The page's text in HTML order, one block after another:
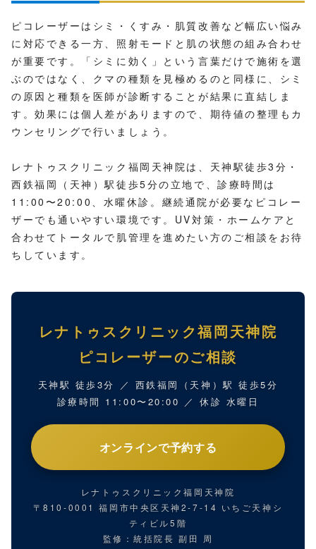
ピコレーザーはシミ・くすみ・肌質改善など幅広い悩み
に対応できる一方、照射モードと肌の状態の組み合わせ
が重要です。「シミに効く」という言葉だけで施術を選
ぶのではなく、クマの種類を見極めるのと同様に、シミ
の原因と種類を医師が診断することが結果に直結しま
す。効果には個人差がありますので、期待値の整理もカ
ウンセリングで行いましょう。
レナトゥスクリニック福岡天神院は、天神駅徒歩3分・
西鉄福岡（天神）駅徒歩5分の立地で、診療時間は
11:00〜20:00、水曜休診。継続通院が必要なピコレー
ザーでも通いやすい環境です。UV対策・ホームケアと
合わせてトータルで肌管理を進めたい方のご相談をお待
ちしています。
レナトゥスクリニック福岡天神院
ピコレーザーのご相談
天神駅 徒歩3分 ／ 西鉄福岡（天神）駅 徒歩5分
診療時間 11:00〜20:00 ／ 休診 水曜日
オンラインで予約する
レナトゥスクリニック福岡天神院
〒810-0001 福岡市中央区天神2-7-14 いちご天神シ
ティビル5階
監修：統括院長 副田 周